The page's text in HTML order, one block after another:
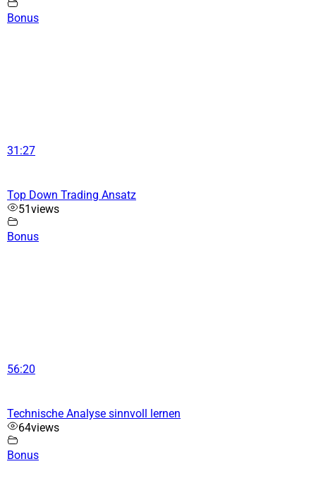
Bonus
31:27
Top Down Trading Ansatz
51views
Bonus
56:20
Technische Analyse sinnvoll lernen
64views
Bonus